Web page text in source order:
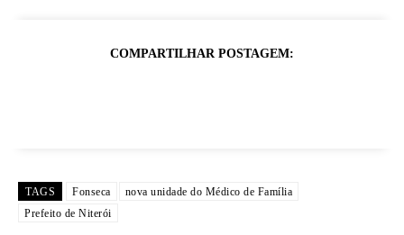
COMPARTILHAR POSTAGEM:
TAGS Fonseca
nova unidade do Médico de Família
Prefeito de Niterói